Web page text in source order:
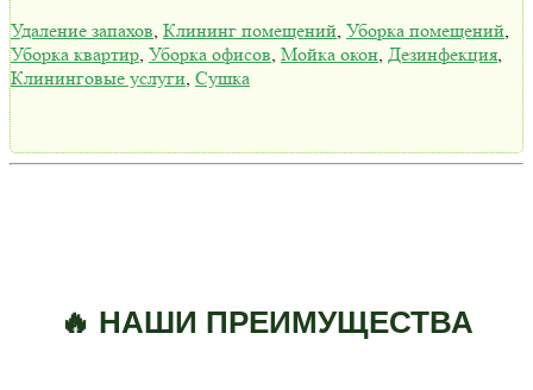
Удаление запахов Клининг помещений Уборка помещений
Уборка квартир Уборка офисов Мойка окон Дезинфекция
Клининговые услуги Сушка
🔥 НАШИ ПРЕИМУЩЕСТВА